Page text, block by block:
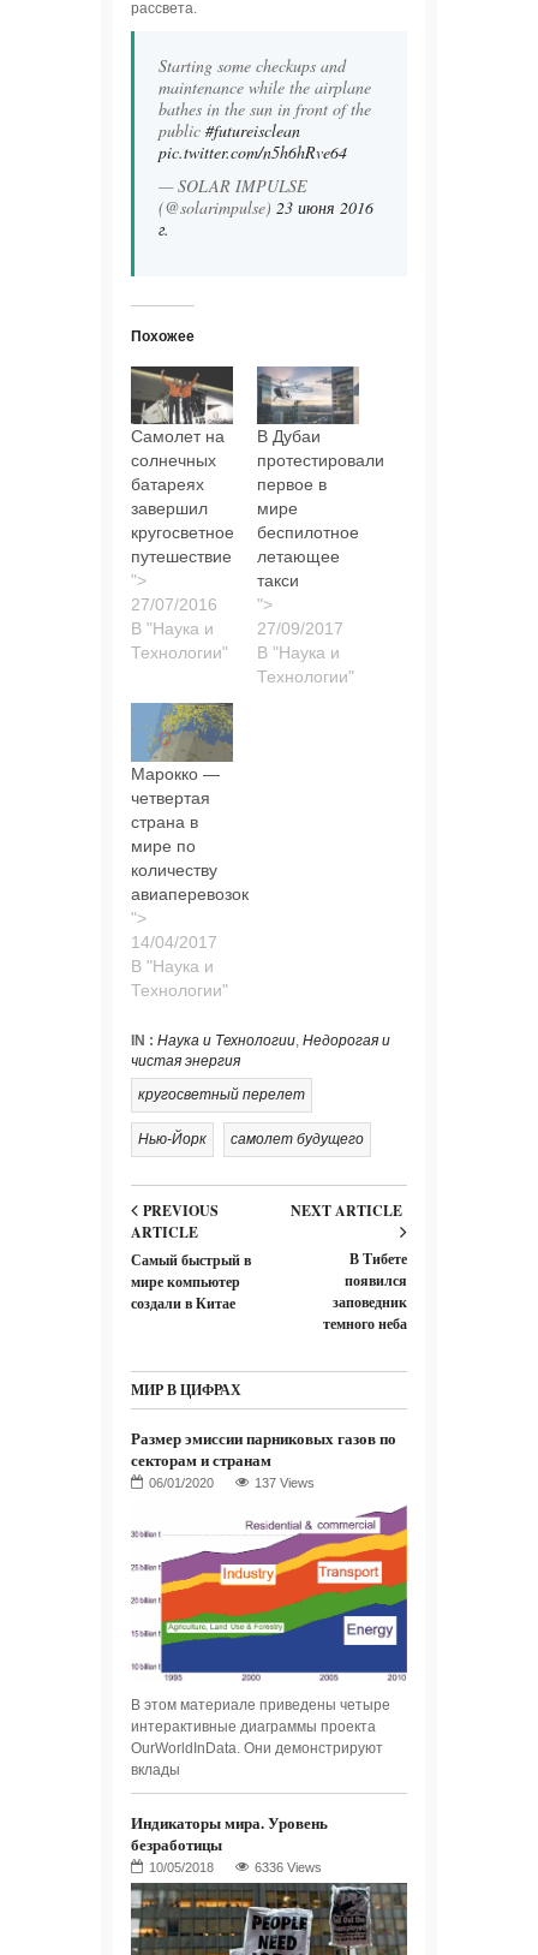
рассвета.
Starting some checkups and
maintenance while the airplane
bathes in the sun in front of the
public #futureisclean
pic.twitter.com/n5h6hRve64
— SOLAR IMPULSE
(@solarimpulse) 23 июня 2016
г.
Похожее
Самолет на
солнечных
батареях
завершил
кругосветное
путешествие
">
В "Наука и
Технологии"
В Дубаи
протестировали
первое в
мире
беспилотное
летающее
такси
">
В "Наука и
Технологии"
Марокко —
четвертая
страна в
мире по
количеству
авиаперевозок
">
В "Наука и
Технологии"
IN : Наука и Технологии, Недорогая и
чистая энергия
кругосветный перелет
Нью-Йорк самолет будущего
PREVIOUS
ARTICLE
Самый быстрый в
мире компьютер
создали в Китае
NEXT ARTICLE
В Тибете
появился
заповедник
темного неба
МИР В ЦИФРАХ
Размер эмиссии парниковых газов по
секторам и странам
137 Views
В этом материале приведены четыре
интерактивные диаграммы проекта
OurWorldInData. Они демонстрируют
вклады
Индикаторы мира. Уровень
безработицы
6336 Views